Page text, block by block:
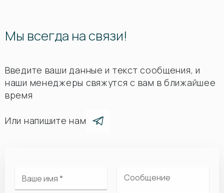
Мы всегда на связи!
Введите ваши данные и текст сообщения, и
наши менеджеры свяжутся с вам в ближайшее
время
Или напишите нам